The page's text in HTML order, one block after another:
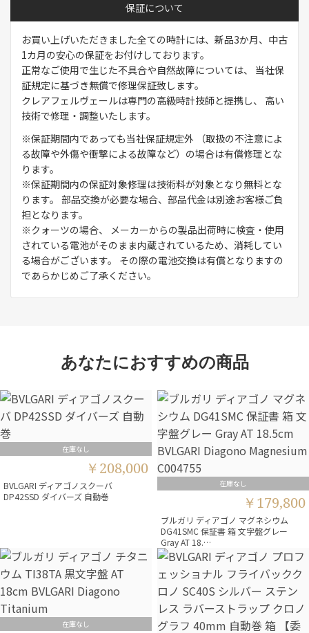
保証について
お買い上げいただきました全ての時計には、新品3か月、中古
1カ月の安心の保証をお付けしております。
正常なご使用で生じた不具合や自然故障については、 当社保
証規定に基づき無償で修理保証致します。
クレアフェルヴェールは専門の高級時計技師と提携し、 高い
技術で修理・調整いたします。
※保証期間内であっても当社保証規定外 （取扱の不注意によ
る故障や外傷や衝撃による故障など）の場合は有償修理とな
ります。
※保証期間内の保証対象修理は技術料が対象となり無料とな
ります。 部品交換が必要な場合、部品代金は別途お客様ご負
担となります。
※クォーツの場合、 メーカーからの製品出荷時に検査・使用
されている電池がそのまま内蔵されているため、消耗してい
る場合がございます。 その際の電池交換は有償となりますの
であらかじめご了承ください。
あなたにおすすめの商品
在庫なし
￥208,000
BVLGARI ディアゴノスクーバ
DP42SSD ダイバーズ 自動巻
在庫なし
￥179,800
ブルガリ ディアゴノ マグネシウム
DG41SMC 保証書 箱 文字盤グレー
Gray AT 18.…
在庫なし